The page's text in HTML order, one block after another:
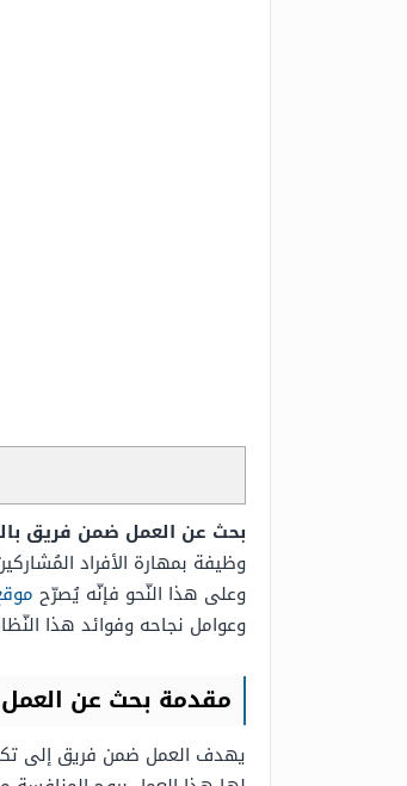
بحث عن العمل ضمن فريق
وظيفة بمهارة الأفراد
وعلى هذا النّحو فإنّه يُصرّح
وعوامل نجاحه وفوائد هذا
مقدمة بحث عن
يهدف العمل ضمن فريق إلى